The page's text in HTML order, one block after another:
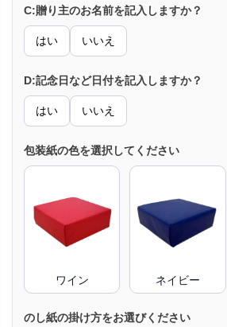
C:贈り主のお名前を記入しますか？
はい いいえ
D:記念日など日付を記入しますか？
はい いいえ
包装紙の色を選択してください
ワイン ネイビー
のし紙の掛け方をお選びください